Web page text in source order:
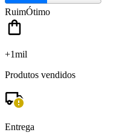
RuimÓtimo
+1mil
Produtos vendidos
Entrega